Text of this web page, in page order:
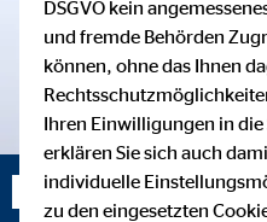
Max-
DSGVO kein
und fremde Behörden
können, ohne das Ihnen
Ihren Einwilligungen in
erklären Sie sich auch
individuelle
zu den eingesetzten